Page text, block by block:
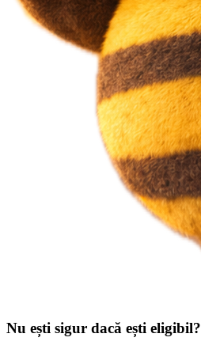
Nu ești sigur dacă ești eligibil?